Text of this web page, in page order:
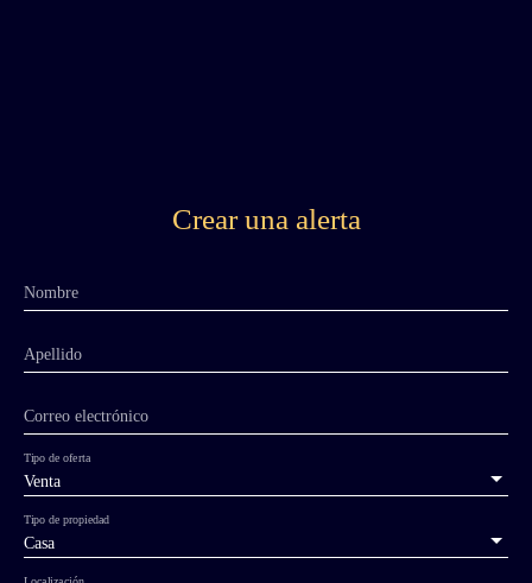
Crear una alerta
Nombre
Apellido
Correo electrónico
Venta
Tipo de oferta
Casa
Tipo de propiedad